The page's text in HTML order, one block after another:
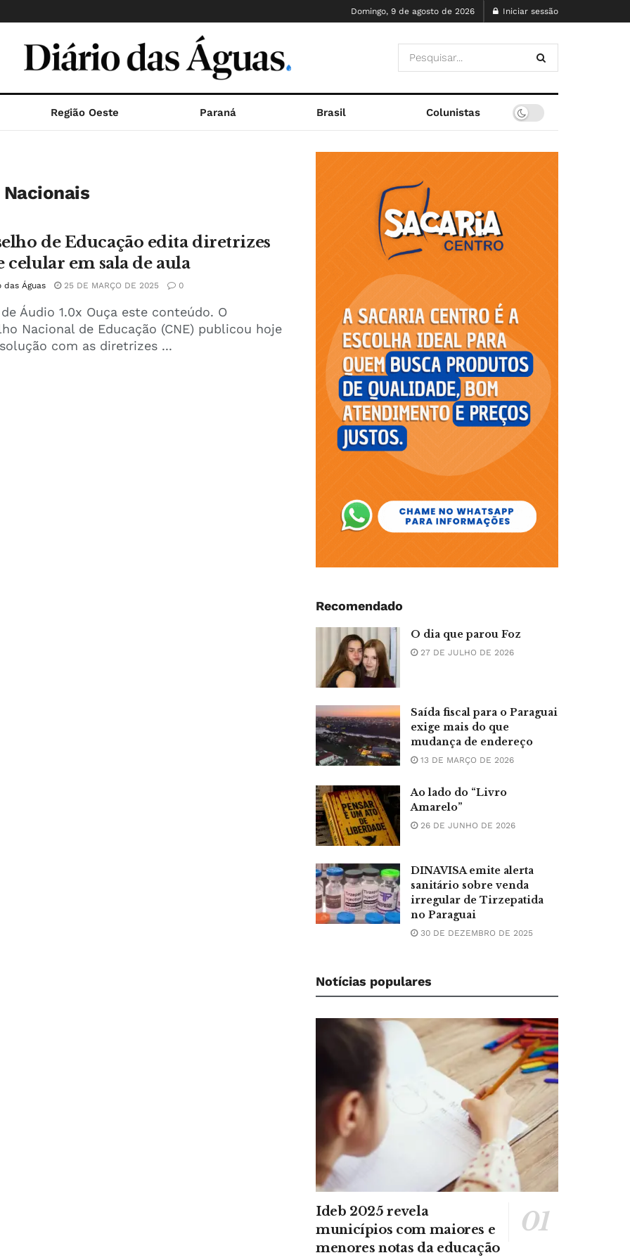
Domingo, 9 de agosto de 2026 Iniciar sessão
Região Oeste Paraná Brasil Colunistas
de Educação edita diretrizes
celular em sala de aula
das Águas 25 DE MARÇO DE 2025 0
Áudio 1.0x Ouça este conteúdo. O
Nacional de Educação (CNE) publicou hoje
com as diretrizes ...
Recomendado
O dia que parou Foz
27 DE JULHO DE 2026
Saída fiscal para o Paraguai
exige mais do que
mudança de endereço
13 DE MARÇO DE 2026
Ao lado do “Livro
Amarelo”
26 DE JUNHO DE 2026
DINAVISA emite alerta
sanitário sobre venda
irregular de Tirzepatida
no Paraguai
30 DE DEZEMBRO DE 2025
Notícias populares
Ideb 2025 revela
municípios com maiores e
menores notas da educação